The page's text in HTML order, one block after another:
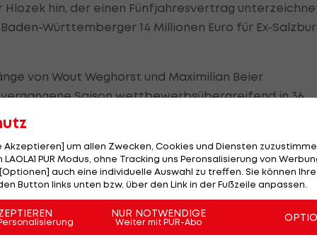
Hlozek hin, der einen Fünfjahresvertrag
Württemberger 14 Millionen Euro für Ex-
von Wout Weghorst und Maximilian Beier
vergangene Saison wettbewerbsübergreifend in 36
Tore erzielt und fünf Assists gesammelt.
Adam#Hlozekhas successfully
with TSG Hoffenheim today
Akzeptieren] um allen Zwecken, Cookies und Diensten
PUR Modus, ohne Tracking uns Peronsalisierung von
auch eine individuelle Auswahl zu treffen. Sie können
Button links unten bzw. über den Link in der Fußzeile anpassen.
NUR NOTWENDIGE
Weiter mit PUR-Abo